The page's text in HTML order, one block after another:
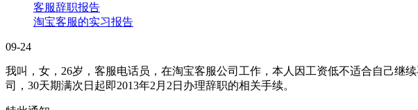
客服辞职报告
淘宝客服的实习报告
09-24
我叫，女，26岁，客服电话员，在淘宝客服公司工作，本人因工资低不适合自己继
司，30天期满次日起即2013年2月2日办理辞职的相关手续。